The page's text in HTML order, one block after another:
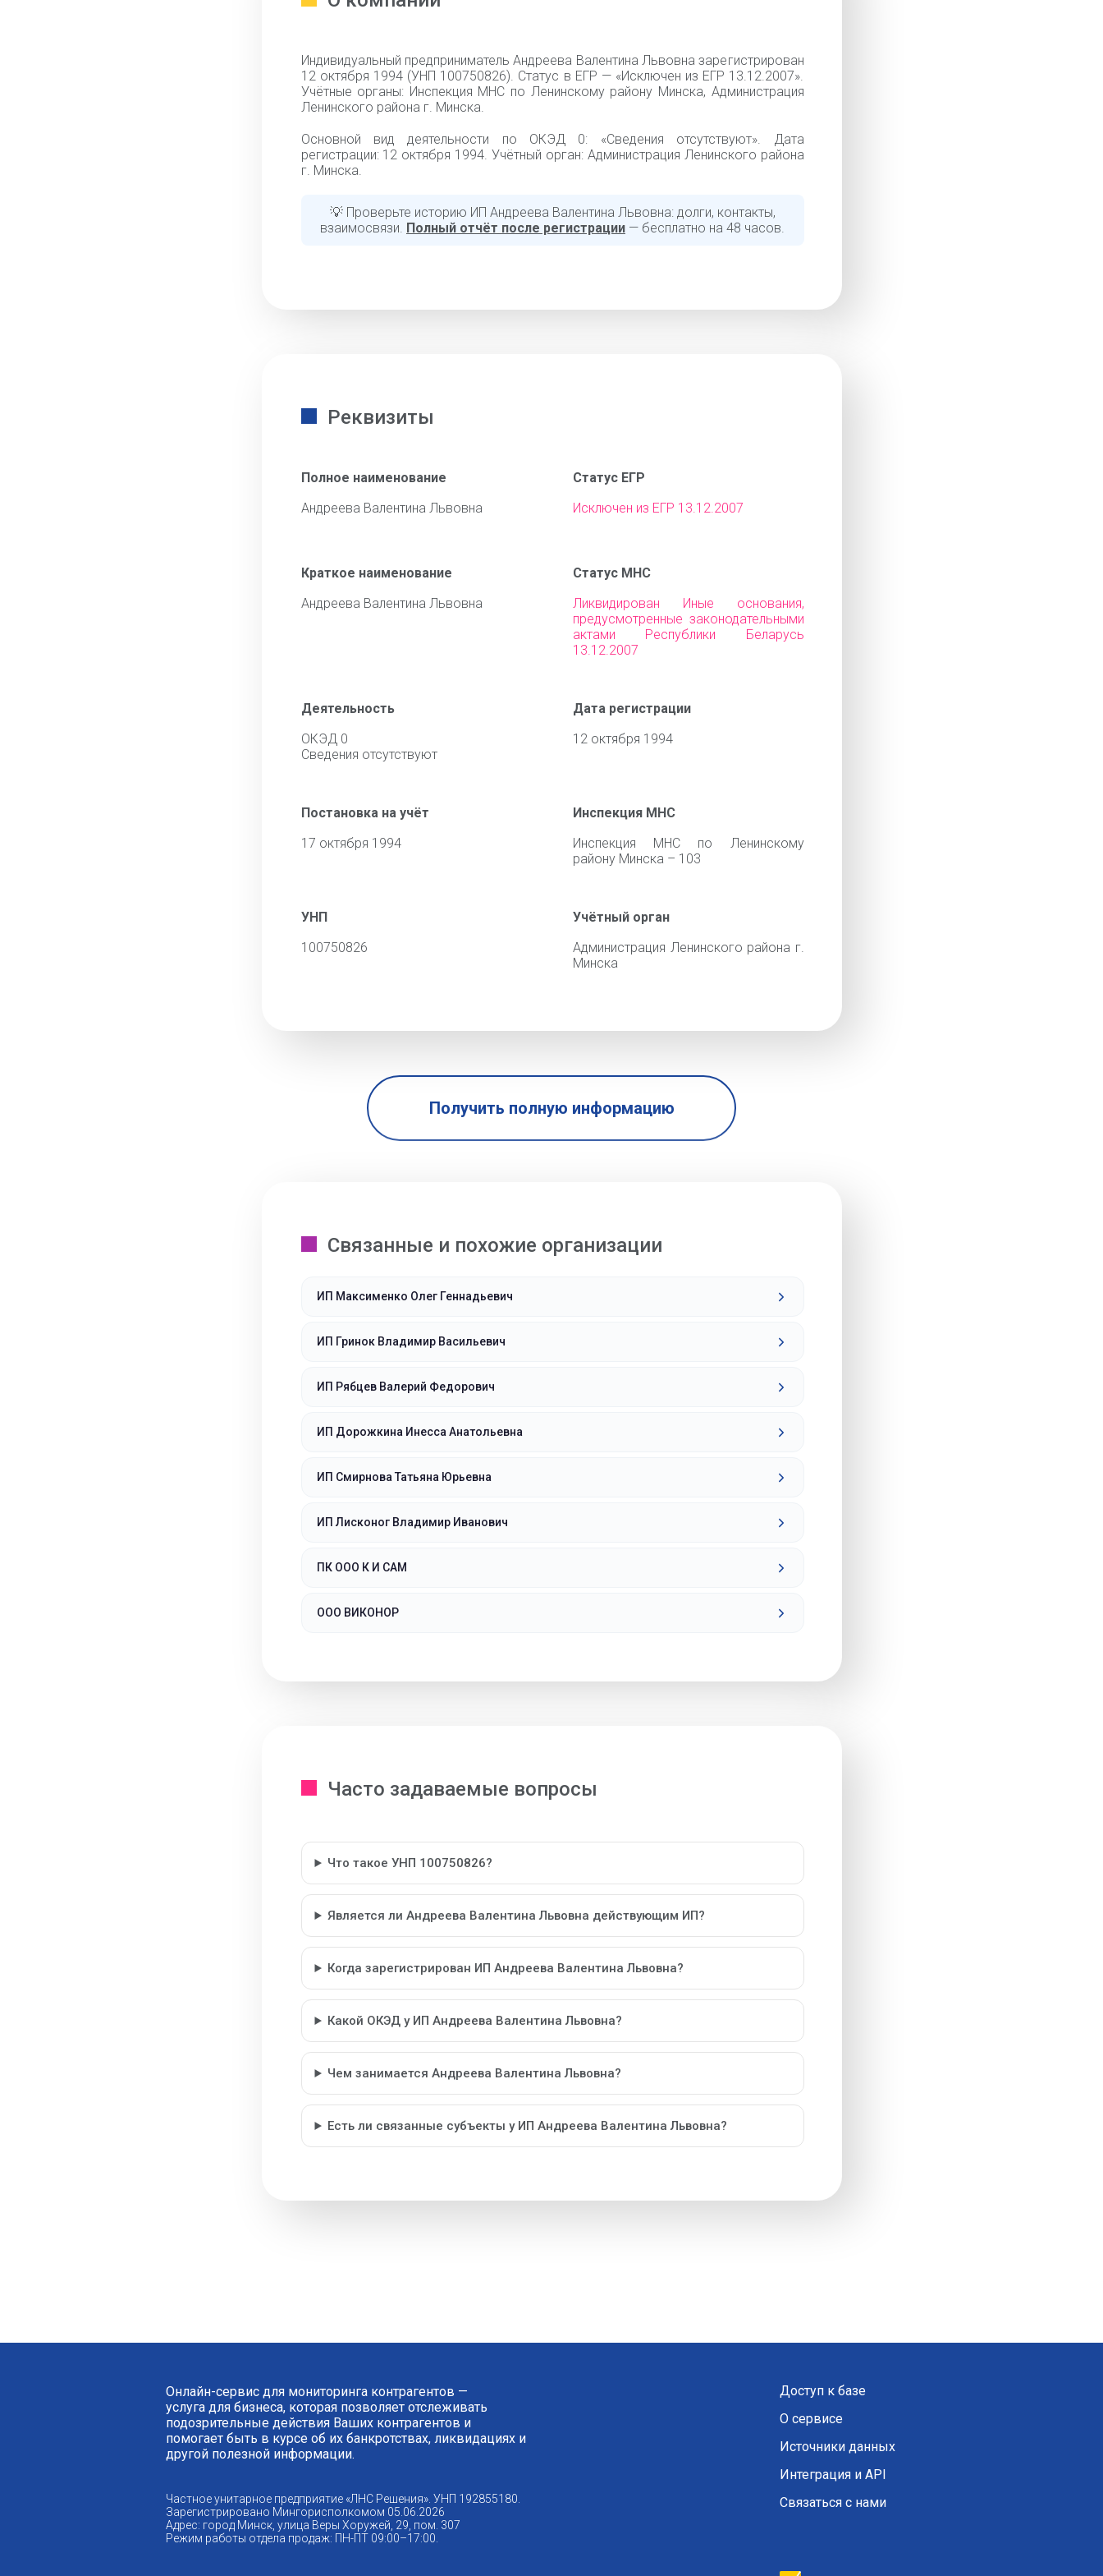
Индивидуальный предприниматель Андреева Валентина Львовна зарегистрирован
12 октября 1994 (УНП 100750826). Статус в ЕГР — «Исключен из ЕГР 13.12.2007».
Учётные органы: Инспекция МНС по Ленинскому району Минска, Администрация
Ленинского района г. Минска.
Основной вид деятельности по ОКЭД 0: «Сведения отсутствуют». Дата
регистрации: 12 октября 1994. Учётный орган: Администрация Ленинского района
г. Минска.
💡 Проверьте историю ИП Андреева Валентина Львовна: долги, контакты,
взаимосвязи. Полный отчёт после регистрации — бесплатно на 48 часов.
Реквизиты
Полное наименование
Андреева Валентина Львовна
Статус ЕГР
Исключен из ЕГР 13.12.2007
Краткое наименование
Андреева Валентина Львовна
Статус МНС
Ликвидирован Иные основания,
предусмотренные законодательными
актами Республики Беларусь
13.12.2007
Деятельность
ОКЭД 0
Сведения отсутствуют
Дата регистрации
12 октября 1994
Постановка на учёт
17 октября 1994
Инспекция МНС
Инспекция МНС по Ленинскому
району Минска – 103
УНП
100750826
Учётный орган
Администрация Ленинского района г.
Минска
Получить полную информацию
Связанные и похожие организации
ИП Максименко Олег Геннадьевич
ИП Гринок Владимир Васильевич
ИП Рябцев Валерий Федорович
ИП Дорожкина Инесса Анатольевна
ИП Смирнова Татьяна Юрьевна
ИП Лисконог Владимир Иванович
ПК ООО К И САМ
ООО ВИКОНОР
Часто задаваемые вопросы
Что такое УНП 100750826?
Является ли Андреева Валентина Львовна действующим ИП?
Когда зарегистрирован ИП Андреева Валентина Львовна?
Какой ОКЭД у ИП Андреева Валентина Львовна?
Чем занимается Андреева Валентина Львовна?
Есть ли связанные субъекты у ИП Андреева Валентина Львовна?
Онлайн-сервис для мониторинга контрагентов —
услуга для бизнеса, которая позволяет отслеживать
подозрительные действия Ваших контрагентов и
помогает быть в курсе об их банкротствах, ликвидациях и
другой полезной информации.
Частное унитарное предприятие «ЛНС Решения». УНП 192855180.
Зарегистрировано Мингорисполкомом 05.06.2026
Адрес: город Минск, улица Веры Хоружей, 29, пом. 307
Режим работы отдела продаж: ПН-ПТ 09:00–17:00.
Доступ к базе
О сервисе
Источники данных
Интеграция и API
Связаться с нами